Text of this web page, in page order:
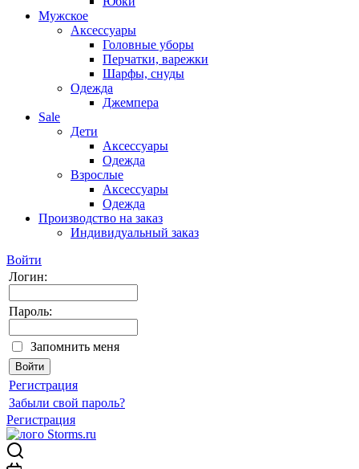
Мужское
Аксессуары
Головные уборы
Перчатки, варежки
Шарфы, снуды
Одежда
Джемпера
Sale
Дети
Аксессуары
Одежда
Взрослые
Аксессуары
Одежда
Производство на заказ
Индивидуальный заказ
Войти
Логин:
Пароль:
Запомнить меня
Регистрация
Забыли свой пароль?
Регистрация